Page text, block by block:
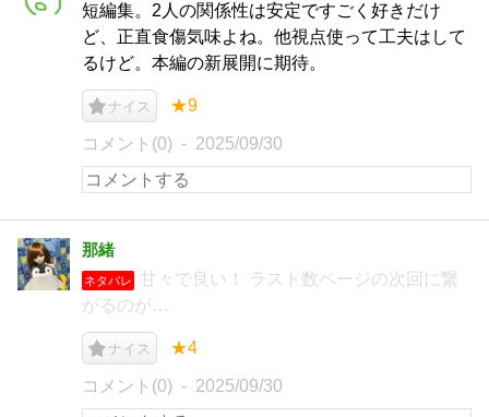
短編集。2人の関係性は安定ですごく好きだけ
ど、正直食傷気味よね。他視点使って工夫はして
るけど。本編の新展開に期待。
ナイス ★9
コメント(0) 2025/09/30
那緒
ネタバレ
甘々で良い！ ラスト数ページの次回に繋
がるのが…
ナイス ★4
コメント(0) 2025/09/30